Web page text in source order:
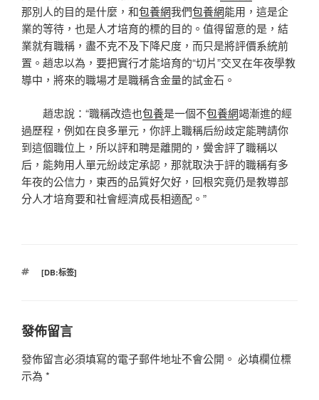
那別人的目的是什麼，和包養網我們包養網能用，這是企
業的等待，也是人才培育的標的目的。值得留意的是，結
業就有職稱，盡不克不及下降尺度，而只是將評價系統前
置。趙忠以為，要把實行才能培育的“切片”交叉在年夜學教
導中，將來的職場才是職稱含金量的試金石。
趙忠說：“職稱改造也包養是一個不包養網竭漸進的經
過歷程，例如在良多單元，你評上職稱后紛歧定能聘請你
到這個職位上，所以評和聘是離開的，黌舍評了職稱以
后，能夠用人單元紛歧定承認，那就取決于評的職稱有多
年夜的公信力，東西的品質好欠好，回根究竟仍是教導部
分人才培育要和社會經濟成長相適配。”
標
[DB:标签]
發佈留言
發佈留言必須填寫的電子郵件地址不會公開。 必填欄位標
示為 *